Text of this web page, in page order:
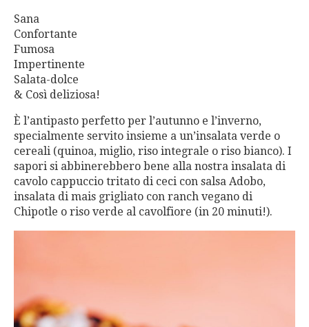
Sana
Confortante
Fumosa
Impertinente
Salata-dolce
& Così deliziosa!
È l’antipasto perfetto per l’autunno e l’inverno,
specialmente servito insieme a un’insalata verde o
cereali (quinoa, miglio, riso integrale o riso bianco). I
sapori si abbinerebbero bene alla nostra insalata di
cavolo cappuccio tritato di ceci con salsa Adobo,
insalata di mais grigliato con ranch vegano di
Chipotle o riso verde al cavolfiore (in 20 minuti!).